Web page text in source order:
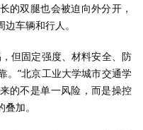
的双腿也会被迫向外分开，
车辆和行人。
但固定强度、材料安全、防
。”北京工业大学城市交通学
的不是单一风险，而是操控
加。